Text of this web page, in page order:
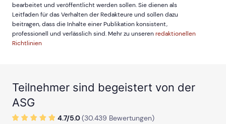
bearbeitet und veröffentlicht werden sollen. Sie dienen als
Leitfaden für das Verhalten der Redakteure und sollen dazu
beitragen, dass die Inhalte einer Publikation konsistent,
professionell und verlässlich sind. Mehr zu unserenredaktionellen
Richtlinien
Teilnehmer sind begeistert von der
ASG
4.7/5.0(30.439 Bewertungen)